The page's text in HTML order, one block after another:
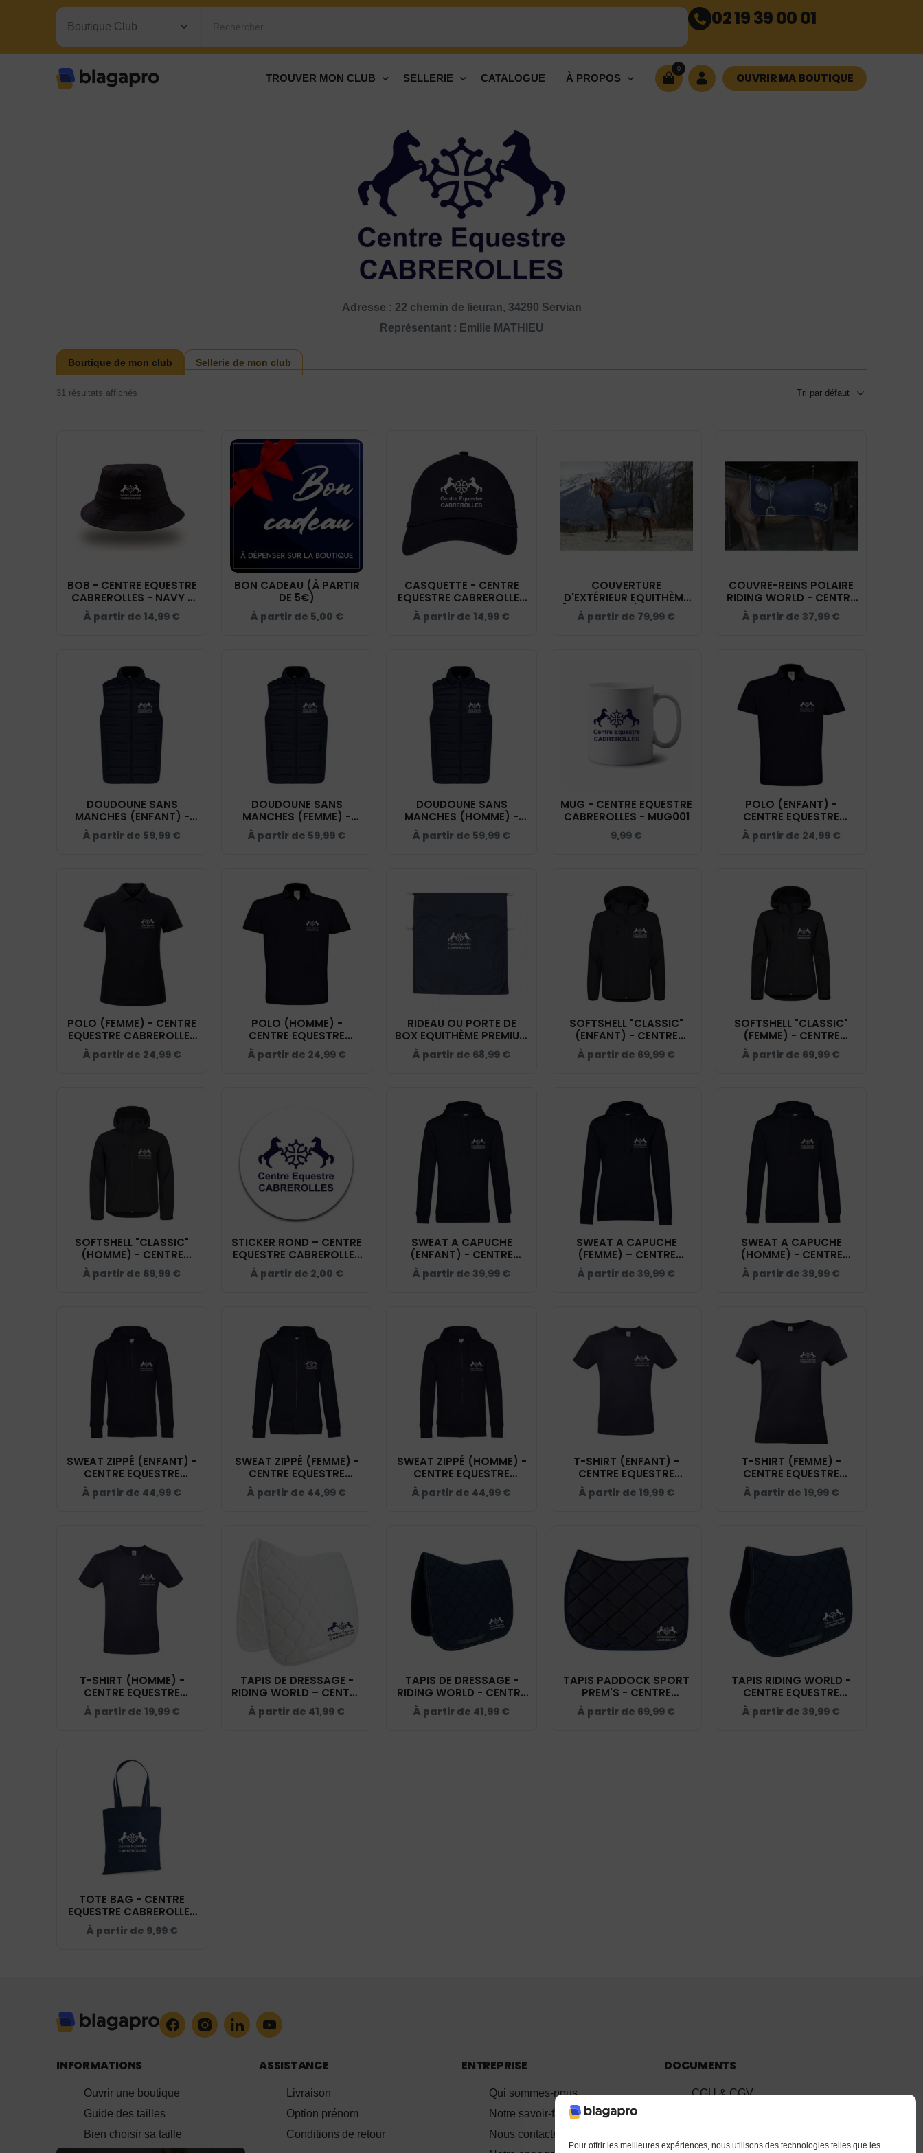
Pour offrir les meilleures expériences, nous utilisons des technologies telles que les
Rechercher… 02 19 39 00 01
TROUVER MON CLUB SELLERIE CATALOGUE À PROPOS
0
OUVRIR MA BOUTIQUE
Adresse : 22 chemin de lieuran, 34290 Servian
Représentant : Emilie MATHIEU
Boutique de mon club Sellerie de mon club
31 résultats affichés
BOB - CENTRE EQUESTRE
CABREROLLES - NAVY -
AT039
À partir de 14,99 €
BON CADEAU (À PARTIR
DE 5€)
À partir de 5,00 €
CASQUETTE - CENTRE
EQUESTRE CABREROLLES
- NAVY - BF015
À partir de 14,99 €
COUVERTURE
D'EXTÉRIEUR EQUITHÈME
[TYREX 600 D) - CENTRE
EQUESTRE CABREROLLES
À partir de 79,99 €
COUVRE-REINS POLAIRE
RIDING WORLD - CENTRE
EQUESTRE CABREROLLES
- NAVY - 400154
À partir de 37,99 €
DOUDOUNE SANS
MANCHES (ENFANT) -
CENTRE EQUESTRE
CABREROLLES - NAVY -
À partir de 59,99 €
DOUDOUNE SANS
MANCHES (FEMME) -
CENTRE EQUESTRE
CABREROLLES - NAVY -
À partir de 59,99 €
DOUDOUNE SANS
MANCHES (HOMME) -
CENTRE EQUESTRE
CABREROLLES - NAVY -
À partir de 59,99 €
MUG - CENTRE EQUESTRE
CABREROLLES - MUG001
9,99 €
POLO (ENFANT) -
CENTRE EQUESTRE
CABREROLLES - NAVY -
BCK424
À partir de 24,99 €
POLO (FEMME) - CENTRE
EQUESTRE CABREROLLES
- NAVY - BCI1F
À partir de 24,99 €
POLO (HOMME) -
CENTRE EQUESTRE
CABREROLLES - NAVY -
BCID1
À partir de 24,99 €
RIDEAU OU PORTE DE
BOX EQUITHÈME PREMIUM
- CENTRE EQUESTRE
CABREROLLES - NAVY -
À partir de 68,99 €
SOFTSHELL "CLASSIC"
(ENFANT) - CENTRE
EQUESTRE CABREROLLES
- NAVY - 0200909
À partir de 69,99 €
SOFTSHELL "CLASSIC"
(FEMME) - CENTRE
EQUESTRE CABREROLLES
- NAVY - 0200917
À partir de 69,99 €
SOFTSHELL "CLASSIC"
(HOMME) - CENTRE
EQUESTRE CABREROLLES
- NAVY - 0200912
À partir de 69,99 €
STICKER ROND – CENTRE
EQUESTRE CABREROLLES
– STI001
À partir de 2,00 €
SWEAT A CAPUCHE
(ENFANT) - CENTRE
EQUESTRE CABREROLLES
- NAVY - K477
À partir de 39,99 €
SWEAT A CAPUCHE
(FEMME) – CENTRE
EQUESTRE CABREROLLES
- NAVY - BCW34B
À partir de 39,99 €
SWEAT A CAPUCHE
(HOMME) - CENTRE
EQUESTRE CABREROLLES
- NAVY - BCU33B
À partir de 39,99 €
SWEAT ZIPPÉ (ENFANT) -
CENTRE EQUESTRE
CABREROLLES - NAVY -
K455
À partir de 44,99 €
SWEAT ZIPPÉ (FEMME) -
CENTRE EQUESTRE
CABREROLLES - NAVY -
BCW03Q
À partir de 44,99 €
SWEAT ZIPPÉ (HOMME) -
CENTRE EQUESTRE
CABREROLLES - NAVY -
BCU03K
À partir de 44,99 €
T-SHIRT (ENFANT) -
CENTRE EQUESTRE
CABREROLLES - NAVY -
BC03TK
À partir de 19,99 €
T-SHIRT (FEMME) -
CENTRE EQUESTRE
CABREROLLES - NAVY -
BC04T
À partir de 19,99 €
T-SHIRT (HOMME) -
CENTRE EQUESTRE
CABREROLLES - NAVY -
BC03T
À partir de 19,99 €
TAPIS DE DRESSAGE -
RIDING WORLD – CENTRE
EQUESTRE CABREROLLES
– BLANC - 204536
À partir de 41,99 €
TAPIS DE DRESSAGE -
RIDING WORLD - CENTRE
EQUESTRE CABREROLLES
- 204536
À partir de 41,99 €
TAPIS PADDOCK SPORT
PREM'S - CENTRE
EQUESTRE CABREROLLES
- NAVY - 20474
À partir de 69,99 €
TAPIS RIDING WORLD -
CENTRE EQUESTRE
CABREROLLES - NAVY -
20453
À partir de 39,99 €
TOTE BAG - CENTRE
EQUESTRE CABREROLLES
- NAVY - WM101
À partir de 9,99 €
INFORMATIONS
Ouvrir une boutique
Guide des tailles
Bien choisir sa taille
ASSISTANCE
Livraison
Option prénom
Conditions de retour
ENTREPRISE
Qui sommes-nous
Notre savoir-faire
Nous contacter
DOCUMENTS
CGU & CGV